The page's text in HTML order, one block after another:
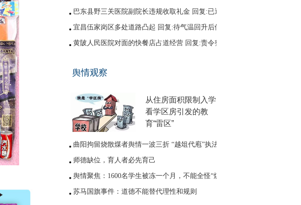
巴东县野三关医院副院长违规收取礼金 回复:已退回
宜昌伍家岗区多处道路凸起 回复:待气温回升后修补
黄陂人民医院对面的快餐店占道经营 回复:责令整改
网友建议调整鱼梁洲循环线路 回复:没有客流支撑
舆情观察
从住房面积限制入学
看学区房引发的教
育“雷区”
曲阳拘留烧散煤者舆情一波三折 “越俎代庖”执法引质疑
师德缺位，育人者必先育己
舆情聚焦：1600名学生被冻一个月，不能全怪“煤改气”
苏马国旗事件：道德不能替代理性和规则